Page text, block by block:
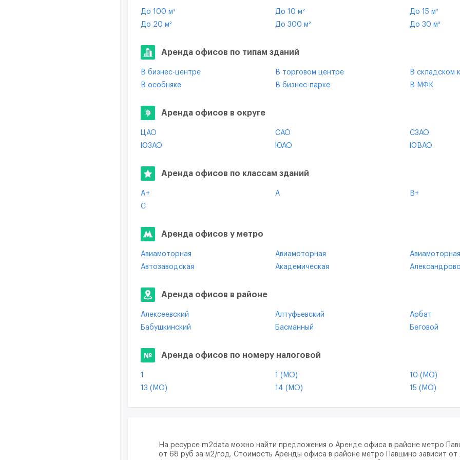
До 100 м² До 10 м² До 15 м²
До 20 м²
До 300 м² До 30 м²
С отдельным входом
Аренда офисов по типам зданий
В бизнес-центре В торговом центре В складском
В особняке
В бизнес-парке В МФК
В жилом доме
Аренда офисов в округе
ЦАО САО СЗАО
ЮЗАО
ЮАО ЮВАО
Аренда офисов по классам зданий
A+ A B+
C
Аренда офисов у метро
Авиамоторная Авиамоторная Авиамоторная
Автозаводская
Академическая
Аннино
Баррикадная
Бауманская Беговая
Белокаменная
Беломорская Белорусская
Библиотека им.Ленина
Битца
Варшавская
Варшавская ВДНХ
Волоколамская
Волоколамская Воробьевы
Аренда офисов в районе
Алексеевский Алтуфьевский Арбат
Бабушкинский
Басманный Беговой
Братеево
Бутырский
Гагаринский
Головинский Гольяново
Дмитровский
Донской Дорогомилово
Кунцево
Левобережный Лефортово
Ломоносовский
Лосиноостровский Люблино
Аренда офисов по номеру налоговой
1 1 (МО) 10 (МО)
13 (МО)
14 (МО) 15 (МО)
20 20 (МО)
На ресурсе m2data можно найти предложения о Аренде офиса в районе метро
от 68 руб за м2/год. Стоимость Аренды офиса в районе метро Павшино зависит от